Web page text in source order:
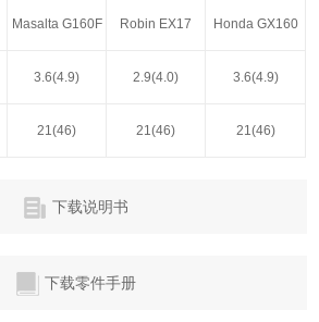
Masalta G160F Robin EX17 Honda GX160
3.6(4.9) 2.9(4.0) 3.6(4.9)
21(46) 21(46) 21(46)
下载说明书
下载零件手册